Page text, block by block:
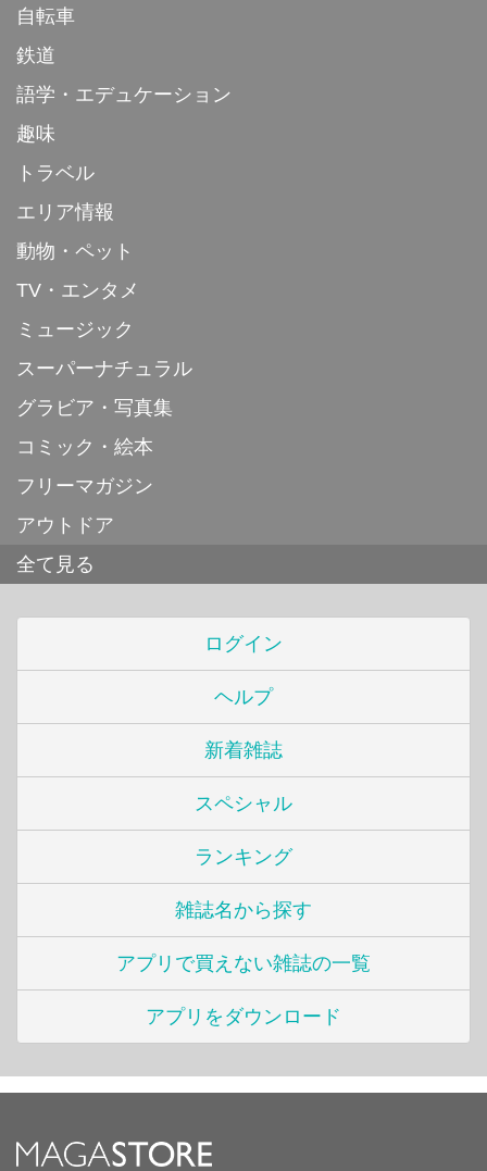
自転車
鉄道
語学・エデュケーション
趣味
トラベル
エリア情報
動物・ペット
TV・エンタメ
ミュージック
スーパーナチュラル
グラビア・写真集
コミック・絵本
フリーマガジン
アウトドア
全て見る
ログイン
ヘルプ
新着雑誌
スペシャル
ランキング
雑誌名から探す
アプリで買えない雑誌の一覧
アプリをダウンロード